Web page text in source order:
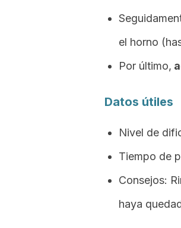
el horno
Por último,
Datos útiles
Nivel de
Tiempo de
Consejos:
haya